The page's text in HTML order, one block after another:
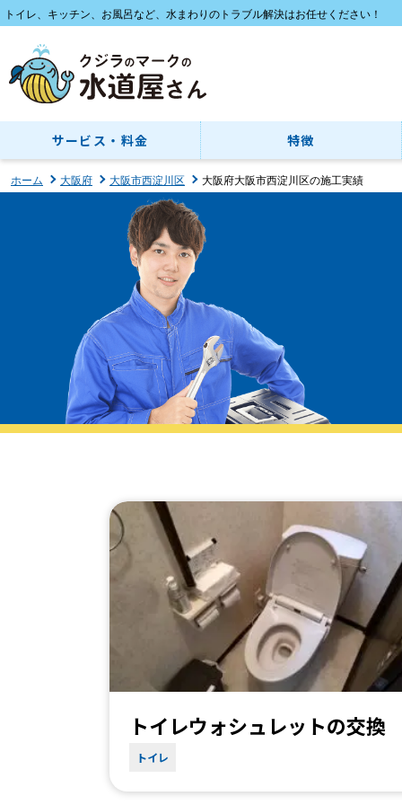
トイレ、キッチン、お風呂など、水まわりのトラブル解決はお任せください！
サービス・料金 特徴
ホーム 大阪府 大阪市西淀川区 大阪府大阪市西淀川区の施工実績
トイレウォシュレットの交換
トイレ